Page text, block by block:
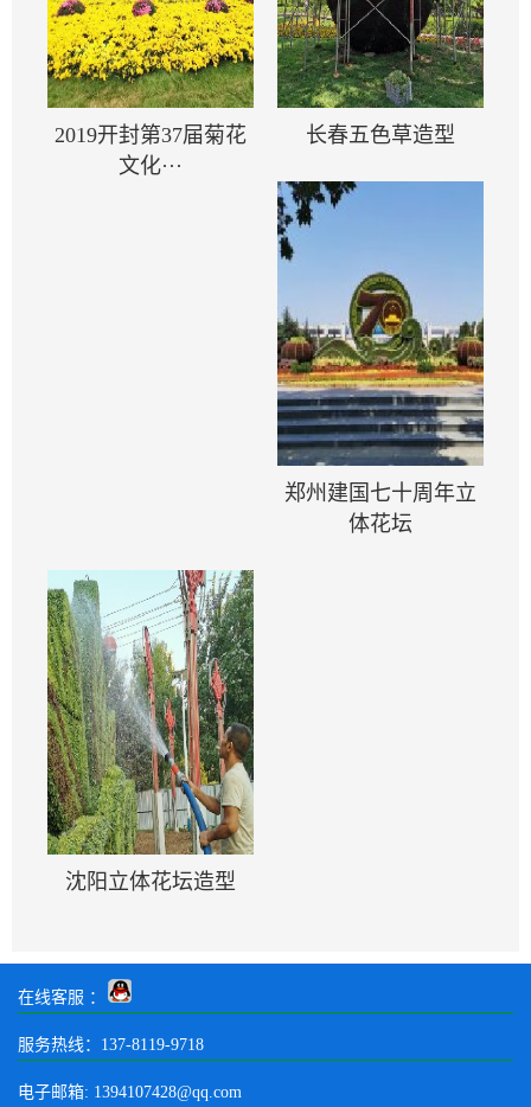
2019开封第37届菊花
文化···
长春五色草造型
郑州建国七十周年立
体花坛
沈阳立体花坛造型
在线客服 ：
服务热线：137-8119-9718
电子邮箱: 1394107428@qq.com